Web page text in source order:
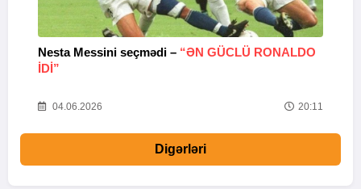
Nesta Messini seçmədi – “ƏN GÜCLÜ RONALDO
IDI”
04.06.2026 20:11
Digərləri